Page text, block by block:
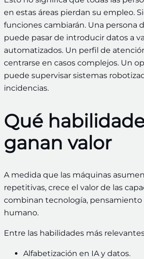
en estas áreas pierdan su empleo.
funciones cambiarán. Una persona
puede pasar de introducir datos a
automatizados. Un perfil de
centrarse en casos complejos. Un
puede supervisar sistemas
incidencias.
Qué
ganan valor
A medida que las máquinas
repetitivas, crece el valor de las
combinan tecnología,
humano.
Entre las habilidades más
Alfabetización en IA y datos.